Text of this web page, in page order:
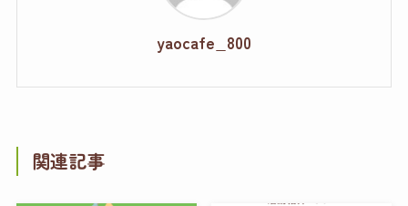
yaocafe_800
関連記事